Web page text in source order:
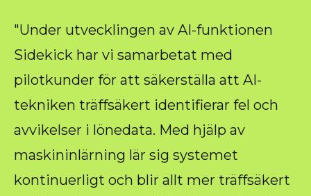
"Under utvecklingen av AI-funktionen
Sidekick har vi samarbetat med
pilotkunder för att säkerställa att AI-
tekniken träffsäkert identifierar fel och
avvikelser i lönedata. Med hjälp av
maskininlärning lär sig systemet
kontinuerligt och blir allt mer träffsäkert